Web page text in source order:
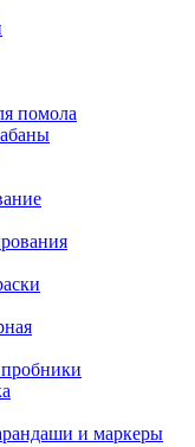
помола
и маркеры